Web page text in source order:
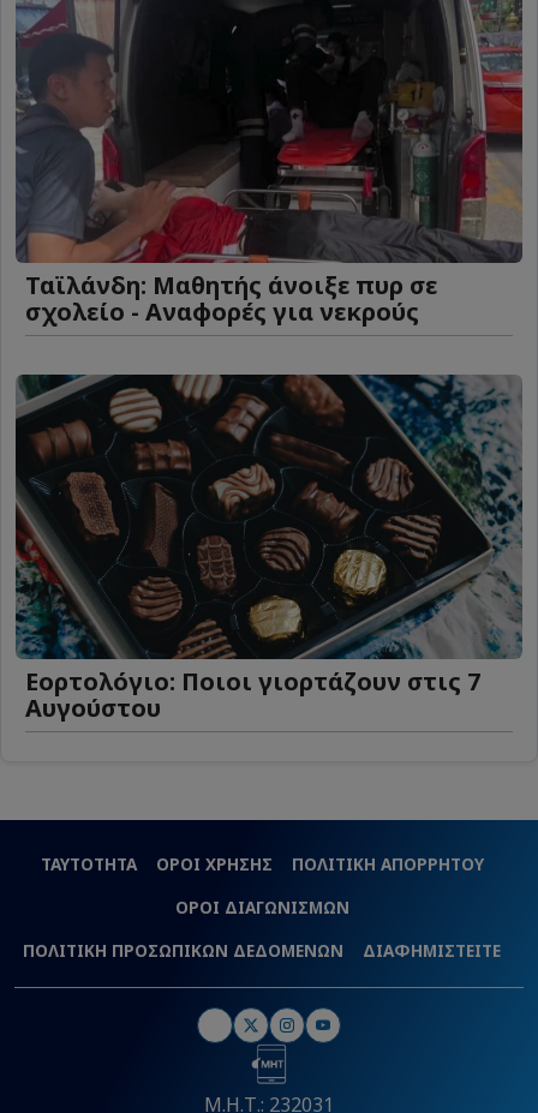
Ταϊλάνδη: Μαθητής άνοιξε πυρ σε
σχολείο - Αναφορές για νεκρούς
Εορτολόγιο: Ποιοι γιορτάζουν στις 7
Αυγούστου
ΤΑΥΤΟΤΗΤΑ ΟΡΟΙ ΧΡΗΣΗΣ
ΠΟΛΙΤΙΚΗ ΑΠΟΡΡΗΤΟΥ
ΟΡΟΙ ΔΙΑΓΩΝΙΣΜΩΝ
ΠΟΛΙΤΙΚΗ ΠΡΟΣΩΠΙΚΩΝ ΔΕΔΟΜΕΝΩΝ
ΔΙΑΦΗΜΙΣΤΕΙΤΕ
Μ.Η.Τ.: 232031